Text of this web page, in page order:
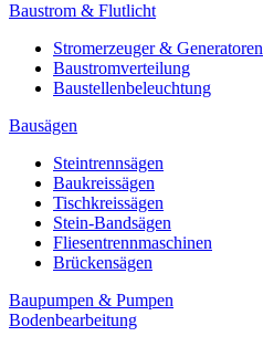
Baustrom & Flutlicht
Stromerzeuger & Generatoren
Baustromverteilung
Baustellenbeleuchtung
Bausägen
Steintrennsägen
Baukreissägen
Tischkreissägen
Stein-Bandsägen
Fliesentrennmaschinen
Brückensägen
Baupumpen & Pumpen
Bodenbearbeitung